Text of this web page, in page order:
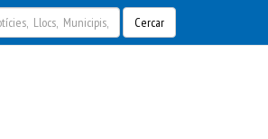
Cercar